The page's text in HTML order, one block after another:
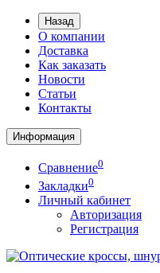
Назад
О компании
Доставка
Как заказать
Новости
Статьи
Контакты
Информация
Сравнение0
Закладки0
Личный кабинет
Авторизация
Регистрация